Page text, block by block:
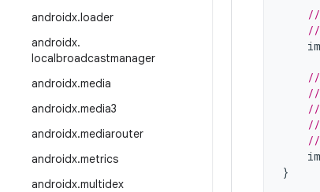
androidx.loader
androidx.
localbroadcastmanager
androidx.media
androidx.media3
androidx.mediarouter
androidx.metrics
androidx.multidex
//
//
//
//
//
//
//
}